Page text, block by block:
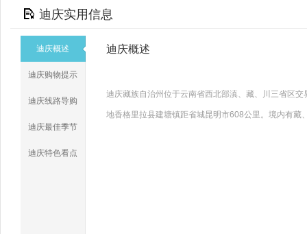
迪庆实用信息
迪庆概述
迪庆购物提示
迪庆线路导购
迪庆最佳季节
迪庆特色看点
迪庆概述
迪庆藏族自治州位于云南省西北部滇、藏、川三省区
地香格里拉县建塘镇距省城昆明市608公里。境内有